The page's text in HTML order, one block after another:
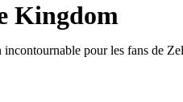
Kingdom
incontournable pour les fans de